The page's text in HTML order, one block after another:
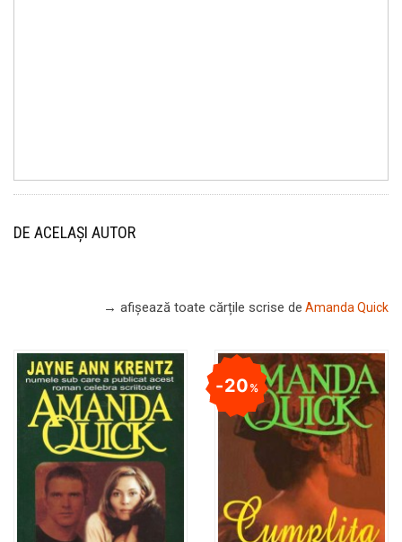
DE ACELAȘI AUTOR
→ afișează toate cărțile scrise de Amanda Quick
20%